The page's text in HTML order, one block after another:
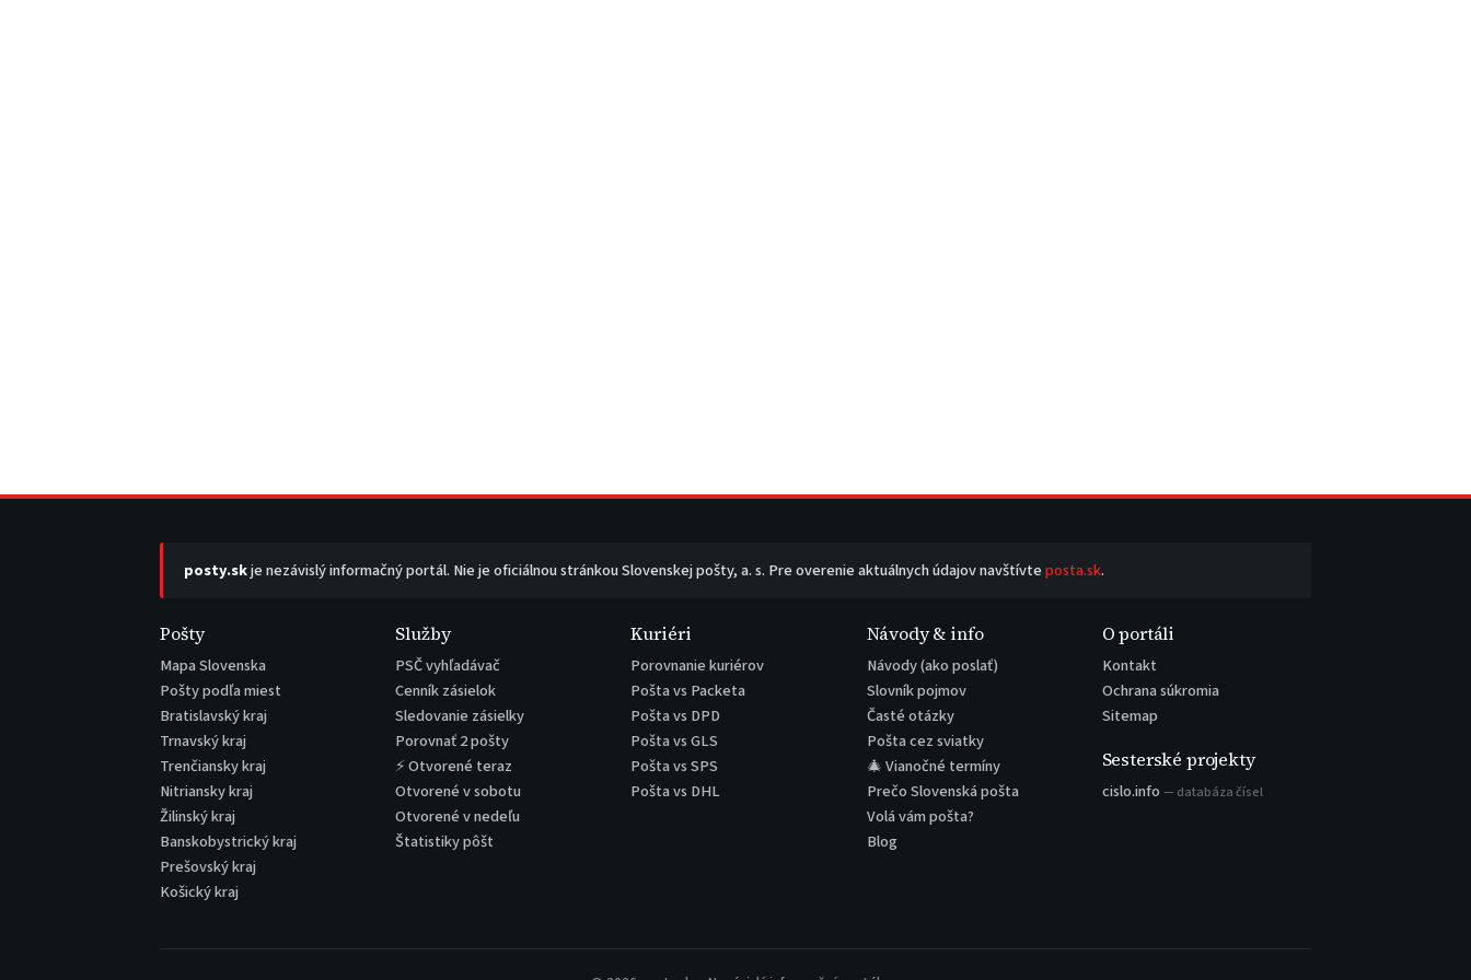
posty.skje nezávislý informačný portál. Nie je oficiálnou stránkou Slovenskej pošty, a. s. Pre overenie aktuálnych údajov navštívteposta.sk.
Pošty
Mapa Slovenska
Pošty podľa miest
Bratislavský kraj
Trnavský kraj
Trenčiansky kraj
Nitriansky kraj
Žilinský kraj
Banskobystrický kraj
Prešovský kraj
Košický kraj
Služby
PSČ vyhľadávač
Cenník zásielok
Sledovanie zásielky
Porovnať 2 pošty
⚡ Otvorené teraz
Otvorené v sobotu
Otvorené v nedeľu
Štatistiky pôšt
Kuriéri
Porovnanie kuriérov
Pošta vs Packeta
Pošta vs DPD
Pošta vs GLS
Pošta vs SPS
Pošta vs DHL
Návody & info
Návody (ako poslať)
Slovník pojmov
Časté otázky
Pošta cez sviatky
🎄 Vianočné termíny
Prečo Slovenská pošta
Volá vám pošta?
Blog
O portáli
Kontakt
Ochrana súkromia
Sitemap
Sesterské projekty
cislo.info — databáza čísel